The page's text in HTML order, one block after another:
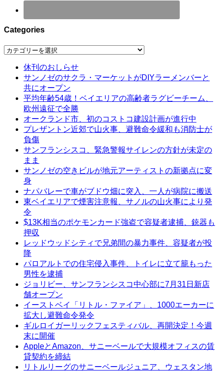
Categories
Categories
休刊のおしらせ
サンノゼのサクラ・マーケットがDIYラーメンバーと
共にオープン
平均年齢54歳！ベイエリアの高齢者ラグビーチーム、
欧州遠征で全勝
オークランド市、初のコストコ建設計画が進行中
プレザントン近郊で山火事、避難命令緩和も消防士が
負傷
サンフランシスコ、緊急警報サイレンの方針が未定の
まま
サンノゼの空きビルが地元アーティストの新拠点に変
身
ナパバレーで車がブドウ畑に突入、一人が病院に搬送
東ベイエリアで煙害注意報、サノルの山火事により発
令
$13K相当のポケモンカード強盗で容疑者逮捕、銃器も
押収
レッドウッドシティで兄弟間の暴力事件、容疑者が投
降
パロアルトでの住宅侵入事件、トイレに立て籠もった
男性を逮捕
ジョリビー、サンフランシスコ中心部に7月31日新店
舗オープン
イーストベイ「リトル・ファイア」、1000エーカーに
拡大し避難命令発令
ギルロイガーリックフェスティバル、再開決定！今週
末に開催
AppleとAmazon、サニーベールで大規模オフィスの賃
貸契約を締結
リトルリーグのサニーベールジュニア、ウェスタン地